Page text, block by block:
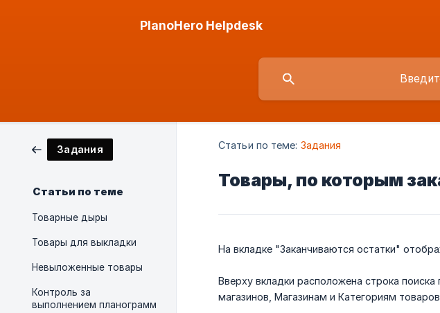
PlanoHero Helpdesk
Задания
Статьи по теме
Товарные дыры
Товары для выкладки
Невыложенные товары
Контроль за
выполнением планограмм
Статьи по теме: Задания
Товары, по которым
На вкладке "Заканчиваются остатки"
Вверху вкладки расположена строка
магазинов, Магазинам и Категориям